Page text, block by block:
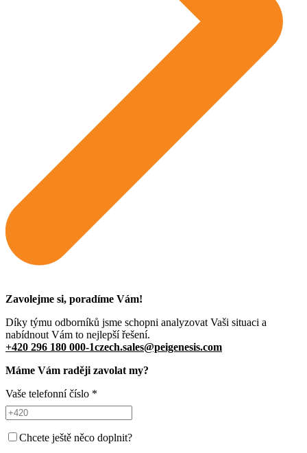
Zavolejme si, poradíme Vám!
Díky týmu odborníků jsme schopni analyzovat Vaši situaci a
nabídnout Vám to nejlepší řešení.
+420 296 180 000-1czech.sales@peigenesis.com
Máme Vám raději zavolat my?
Vaše telefonní číslo *
Chcete ještě něco doplnit?